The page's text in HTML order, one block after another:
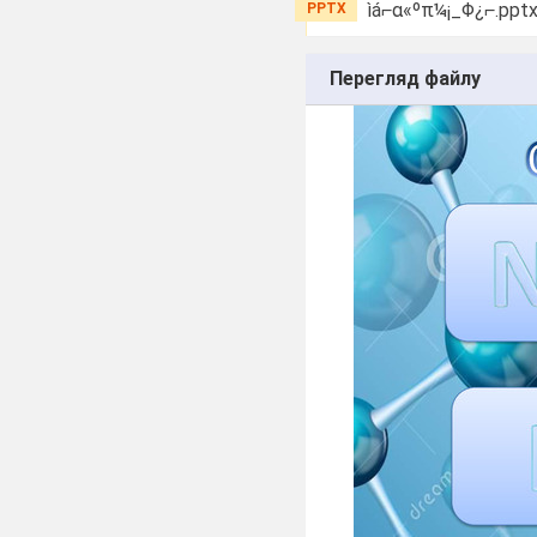
PPTX
Перегляд файлу